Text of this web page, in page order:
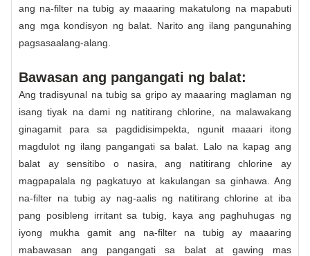
ang na-filter na tubig ay maaaring makatulong na mapabuti
ang mga kondisyon ng balat. Narito ang ilang pangunahing
pagsasaalang-alang.
Bawasan ang pangangati ng balat:
Ang tradisyunal na tubig sa gripo ay maaaring maglaman ng
isang tiyak na dami ng natitirang chlorine, na malawakang
ginagamit para sa pagdidisimpekta, ngunit maaari itong
magdulot ng ilang pangangati sa balat. Lalo na kapag ang
balat ay sensitibo o nasira, ang natitirang chlorine ay
magpapalala ng pagkatuyo at kakulangan sa ginhawa. Ang
na-filter na tubig ay nag-aalis ng natitirang chlorine at iba
pang posibleng irritant sa tubig, kaya ang paghuhugas ng
iyong mukha gamit ang na-filter na tubig ay maaaring
mabawasan ang pangangati sa balat at gawing mas